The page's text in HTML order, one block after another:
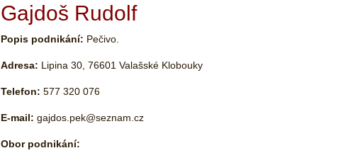
Gajdoš Rudolf
Popis podnikání: Pečivo.
Adresa: Lipina 30, 76601 Valašské Klobouky
Telefon: 577 320 076
E-mail: gajdos.pek@seznam.cz
Obor podnikání: